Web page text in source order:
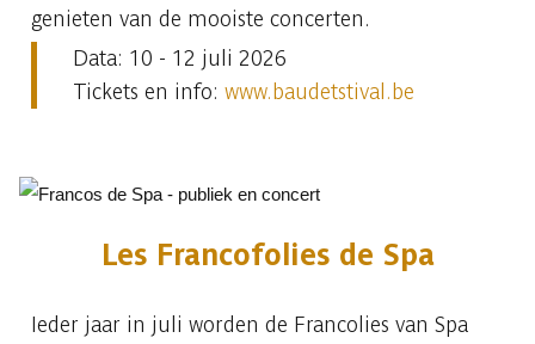
genieten van de mooiste concerten.
Data: 10 - 12 juli 2026
Tickets en info: www.baudetstival.be
Les Francofolies de Spa
Ieder jaar in juli worden de Francolies van Spa